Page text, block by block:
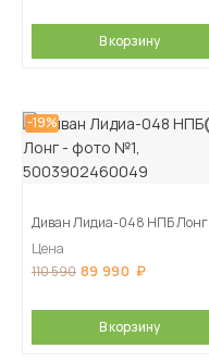
В корзину
-19%
Диван Лидиа-048 НПБ Лонг
Цена
110 590 89 990
В корзину